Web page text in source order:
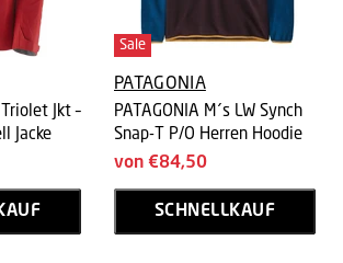
Triolet Jkt –
Jacke
Sale
PATAGONIA
PATAGONIA M´s LW Synch
Snap-T P/O Herren Hoodie
von €84,50
SCHNELLKAUF